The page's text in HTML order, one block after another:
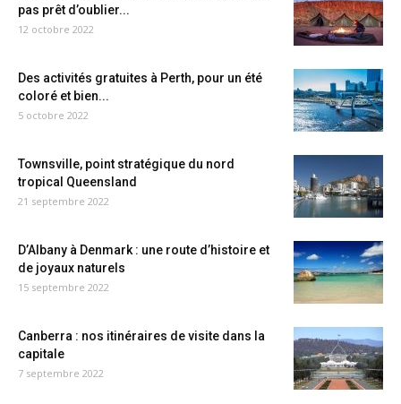
pas prêt d’oublier...
12 octobre 2022
Des activités gratuites à Perth, pour un été
coloré et bien...
5 octobre 2022
Townsville, point stratégique du nord
tropical Queensland
21 septembre 2022
D’Albany à Denmark : une route d’histoire et
de joyaux naturels
15 septembre 2022
Canberra : nos itinéraires de visite dans la
capitale
7 septembre 2022